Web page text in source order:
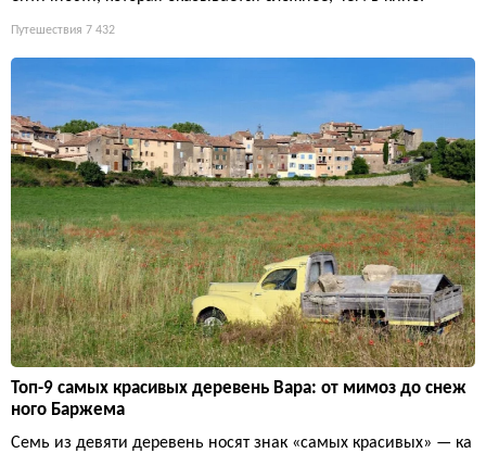
Путешествия 7 432
Топ-9 самых красивых деревень Вара: от мимоз до снеж
ного Баржема
Семь из девяти деревень носят знак «самых красивых» — ка